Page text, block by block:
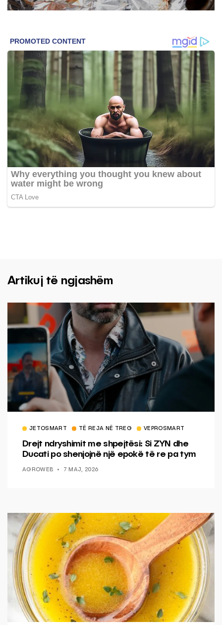
Artikuj të ngjashëm
JETOSMART TË REJA NË TREG VEPROSMART
Drejt ndryshimit me shpejtësi: Si ZYN dhe
Ducati po shenjojnë një epokë të re pa tym
AGROWEB 7 MAJ, 2026